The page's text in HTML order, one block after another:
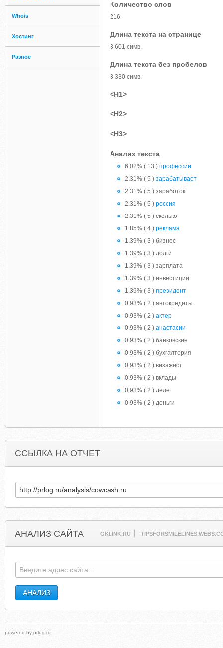
Whois
Хостинг
Разное
Количество слов
216
Длина текста на странице
3 601 симв.
Длина текста без пробелов
3 330 симв.
<H1>
<H2>
<H3>
Анализ текста
6.02% ( 13 ) профессии
2.31% ( 5 ) зарабатывает
2.31% ( 5 ) заработок
2.31% ( 5 ) россия
2.31% ( 5 ) сколько
1.85% ( 4 ) реклама
1.39% ( 3 ) бизнес
1.39% ( 3 ) долги
1.39% ( 3 ) зарплата
1.39% ( 3 ) инвестиции
1.39% ( 3 ) президент
0.93% ( 2 ) автокредиты
0.93% ( 2 ) актер
0.93% ( 2 ) анастасии
0.93% ( 2 ) банковские
0.93% ( 2 ) бухгалтерия
0.93% ( 2 ) визажист
0.93% ( 2 ) вклады
0.93% ( 2 ) деле
0.93% ( 2 ) деньги
ССЫЛКА НА ОТЧЕТ
АНАЛИЗ САЙТА GKLINK.RU
powered by prlog.ru